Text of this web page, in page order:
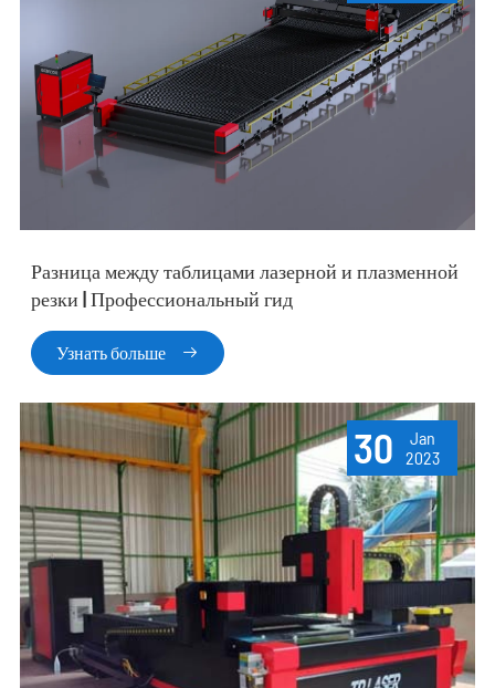
Разница между таблицами лазерной и плазменной
резки | Профессиональный гид
Узнать больше 
30
Jan
2023